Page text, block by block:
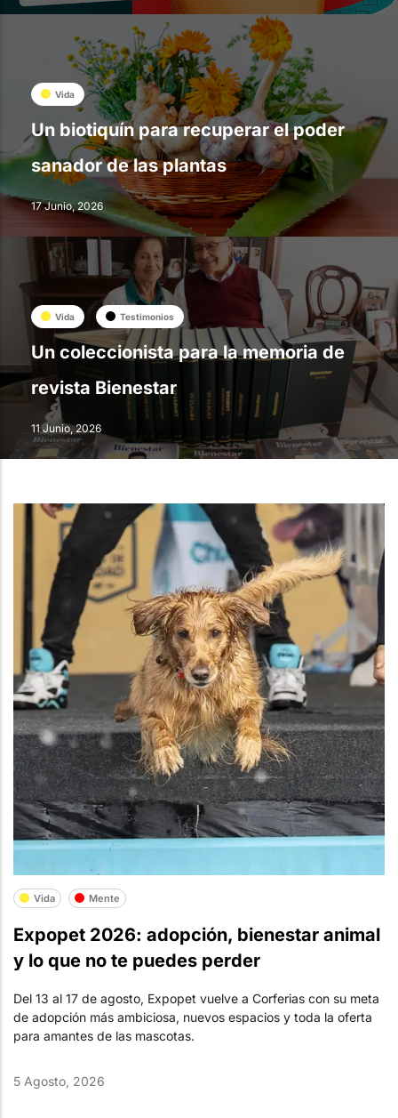
Vida
Un biotiquín para recuperar el poder
sanador de las plantas
17 Junio, 2026
Vida Testimonios
Un coleccionista para la memoria de
revista Bienestar
11 Junio, 2026
Vida Mente
Expopet 2026: adopción, bienestar animal
y lo que no te puedes perder
Del 13 al 17 de agosto, Expopet vuelve a Corferias con su meta
de adopción más ambiciosa, nuevos espacios y toda la oferta
para amantes de las mascotas.
5 Agosto, 2026